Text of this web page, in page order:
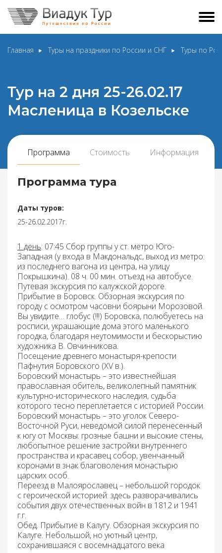
Главная Туры на праздники по России и СНГ Туры по
Тур на 2 дня 25-26.02.17
Масленица в Козельске
Программа Стоимость Информация
Программа тура
Даты туров:
25-26.02.2017г.
1 день: 07:45 Сбор группы у ст. метро Юго-
Западная (у входа в Макдональдс, выход из метро:
из последнего вагона из центра, на улицу
Покрышкина). 08 ч. 00 мин. отъезд на автобусе.
Путевая экскурсия по калужской дороге.
Прибытие в Боровск. Обзорная экскурсия по
городус осмотром часовни боярыни Морозовой.
Вы увидите… глобус (!!!) Боровска, полюбуетесь на
росписи, украшающие дома этого маленького
городка, благодаря неутомимости и бескорыстию
художника В. Овчинникова.
Посещение древнего монастыря-крепости
Пафнутия Боровского (XV в.).
Боровский монастырь – это известнейшая
православная обитель, великолепный памятник
культурно-исторического наследия, судьба
которого тесно переплетается с историей России.
Боровский монастырь – это уголок Северо-
Восточной Руси, неведомой силой перенесенный
к югу от Москвы: грозные башни и высокие стены,
любопытное решение застройки внутреннего
пространства и красавец собор, увенчанный
коронами в знак благоволения монастырю
царских особ.
Переезд в Малоярославец – небольшой городок
с героической историей: здесь разворачивались
события двух отечественных войн в 1812 и 1941
г.г.
Обед. Прибытие в Калугу. Обзорная экскурсия по
Калуге. Небольшой, но уютный центр,
сохранившаяся с восемнадцатого века